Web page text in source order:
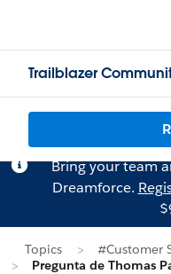
Trailblazer
Bring your team
Dreamforce.
Topics
#Customer
Pregunta de Thomas